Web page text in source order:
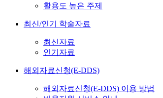
활용도 높은 주제
최신/인기 학술자료
최신자료
인기자료
해외자료신청(E-DDS)
해외자료신청(E-DDS) 이용 방법